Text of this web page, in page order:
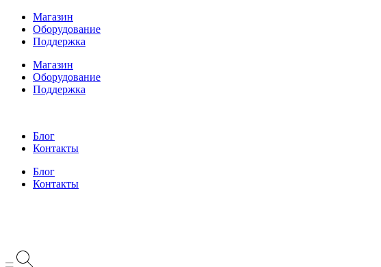
Перейти
содержимому
Магазин
Оборудование
Поддержка
Магазин
Оборудование
Поддержка
Блог
Контакты
Блог
Контакты